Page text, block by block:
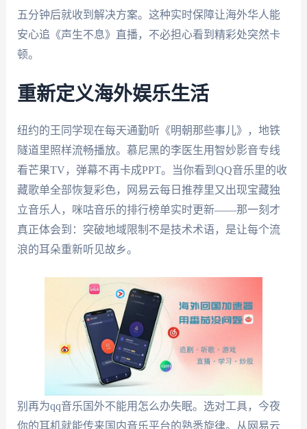
五分钟后就收到解决方案。这种实时保障让海外华人能
安心追《声生不息》直播，不必担心看到精彩处突然卡
顿。
重新定义海外娱乐生活
纽约的王同学现在每天通勤听《明朝那些事儿》，地铁
隧道里照样流畅播放。慕尼黑的李医生用智妙影音专线
看芒果TV，弹幕不再卡成PPT。当你看到QQ音乐里的收
藏歌单全部恢复彩色，网易云每日推荐里又出现宝藏独
立音乐人，咪咕音乐的排行榜单实时更新——那一刻才
真正体会到：突破地域限制不是技术术语，是让每个流
浪的耳朵重新听见故乡。
别再为qq音乐国外不能用怎么办失眠。选对工具，今夜
你的耳机就能传来国内音乐平台的熟悉旋律。从网易云